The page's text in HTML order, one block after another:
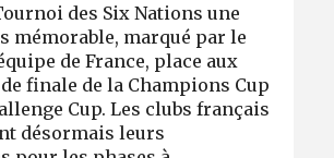
des Six Nations une
mémorable, marqué par le
de France, place aux
finale de la Champions Cup
Cup. Les clubs français
désormais leurs